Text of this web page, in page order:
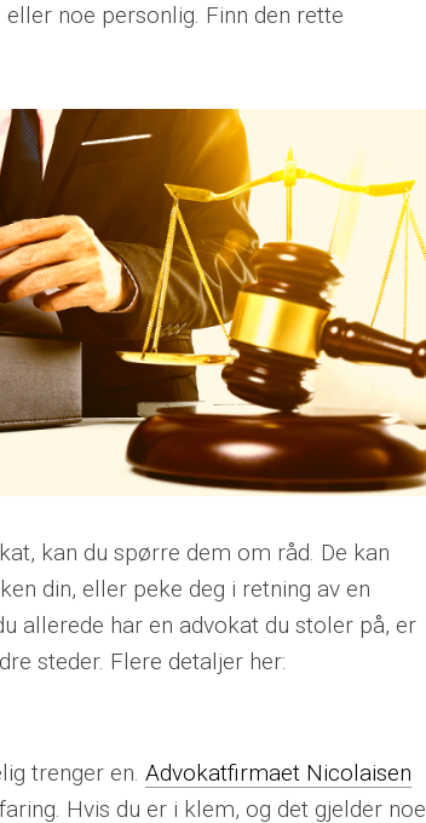
noe personlig. Finn den rette
kan du spørre dem om råd. De kan
din, eller peke deg i retning av en
allerede har en advokat du stoler på, er
steder. Flere detaljer her:
trenger en. Advokatfirmaet Nicolaisen
Hvis du er i klem, og det gjelder noe